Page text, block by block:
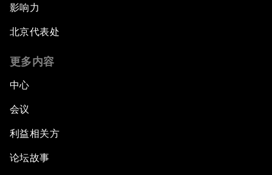
影响力
北京代表处
更多内容
中心
会议
利益相关方
论坛故事